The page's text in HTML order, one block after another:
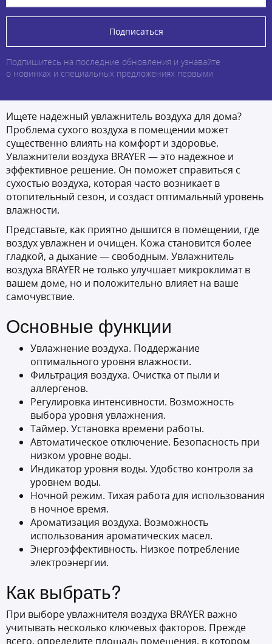
Подписаться
Подпишитесь на последние обновления и узнавайте
о новинках и специальных предложениях первыми
Ищете надежный увлажнитель воздуха для дома?
Проблема сухого воздуха в помещении может
существенно влиять на комфорт и здоровье.
Увлажнители воздуха BRAYER — это надежное и
эффективное решение. Он поможет справиться с
сухостью воздуха, которая часто возникает в
отопительный сезон, и создаст оптимальный уровень
влажности.
Представьте, как приятно дышится в помещении, где
воздух увлажнен и очищен. Кожа становится более
гладкой, а дыхание — свободным. Увлажнитель
воздуха BRAYER не только улучшает микроклимат в
вашем доме, но и положительно влияет на ваше
самочувствие.
Основные функции
Увлажнение воздуха. Поддержание
оптимального уровня влажности.
Фильтрация воздуха. Очистка от пыли и
аллергенов.
Регулировка интенсивности. Возможность
выбора уровня увлажнения.
Таймер. Установка времени работы.
Автоматическое отключение. Безопасность при
низком уровне воды.
Индикатор уровня воды. Удобство контроля за
уровнем воды.
Ночной режим. Тихая работа для использования
в ночное время.
Ароматизация воздуха. Возможность
использования ароматических масел.
Энергоэффективность. Низкое потребление
электроэнергии.
Как выбрать?
При выборе увлажнителя воздуха BRAYER важно
учитывать несколько ключевых факторов. Прежде
всего, определите площадь помещения, в котором